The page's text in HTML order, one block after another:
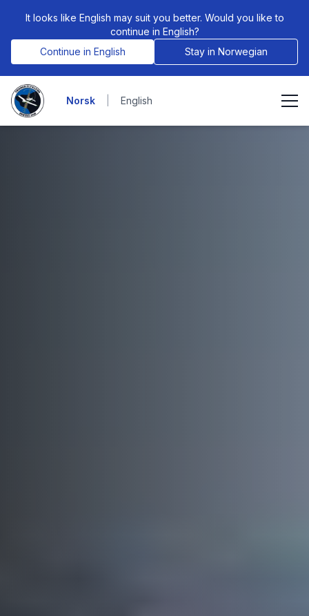
It looks like English may suit you better. Would you like to
continue in English?
Continue in English
Stay in Norwegian
Norsk English